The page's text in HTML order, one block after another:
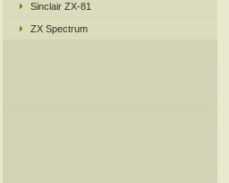
Sinclair ZX-81
ZX Spectrum